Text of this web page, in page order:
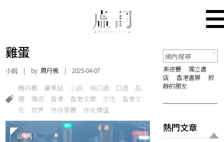
雞蛋
小說 | by周丹楓 | 2025-04-07
周丹楓 廣東話 小說 純口語 口語
孤
獨
情侶 香港 香港文學 文化
香港文
化
世界 存存意義 存在價值
奧德賽
獨立書
店
香港書展
寂
靜的朋友
熱門文章